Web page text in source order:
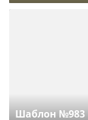
Шаблон №983